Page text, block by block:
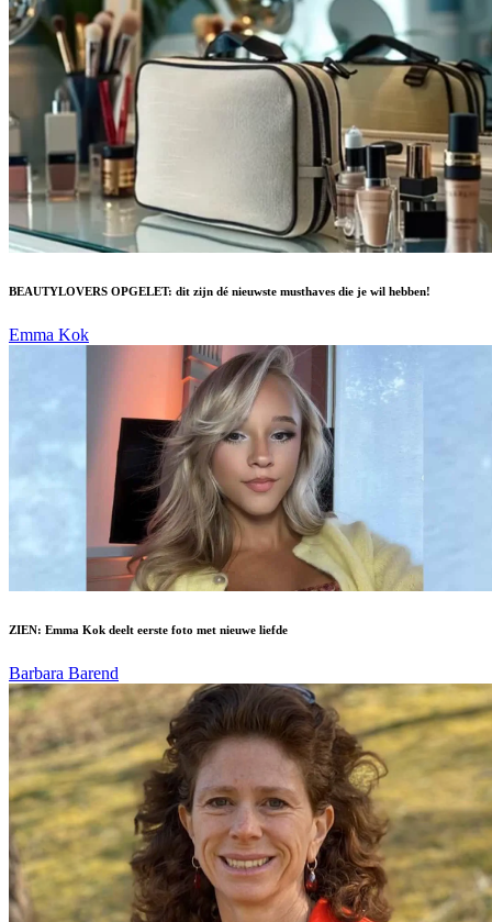
BEAUTYLOVERS OPGELET: dit zijn dé nieuwste musthaves die je wil hebben!
Emma Kok
ZIEN: Emma Kok deelt eerste foto met nieuwe liefde
Barbara Barend